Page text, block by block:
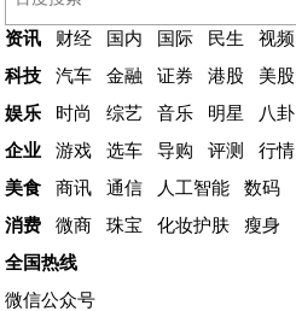
资讯 财经 国内 国际 民生 视频
科技
汽车 金融 证券 港股 美股
娱乐
时尚 综艺 音乐 明星 八卦
企业
游戏 选车 导购 评测 行情
美食
商讯 通信 人工智能
数码
消费
微商 珠宝 化妆护肤
瘦身
全国热线
微信公众号